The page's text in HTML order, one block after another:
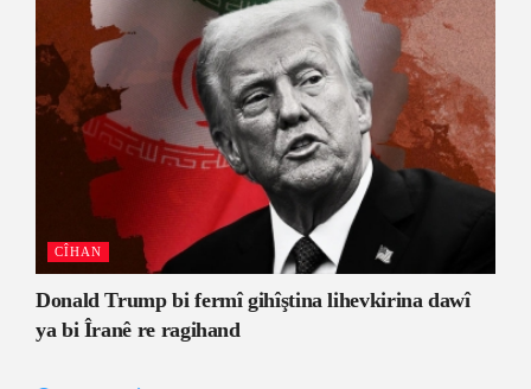
CÎHAN
Donald Trump bi fermî gihîştina lihevkirina dawî
ya bi Îranê re ragihand